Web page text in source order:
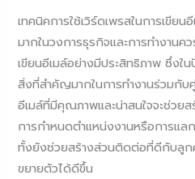
เทคนิคการใช้เวิร์ดเพรสในการเขีย
มากในวงการธุรกิจและการทำงานค
เขียนอีเมล์อย่างมีประสิทธิภาพ ซึ่งใ
สิ่งที่สำคัญมากในการทำงานร่วมกับ
อีเมล์ที่มีคุณภาพและน่าสนใจจะช่วยส
การกำหนดตำแหน่งงานหรือการแล
ทั้งยังช่วยสร้างส่วนติดต่อที่ดีกับลูกค้
ขยายตัวได้ดีขึ้น